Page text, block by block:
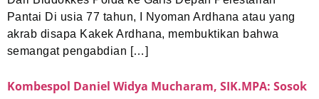
Pantai Di usia 77 tahun, I Nyoman Ardhana atau yang
akrab disapa Kakek Ardhana, membuktikan bahwa
semangat pengabdian […]
Kombespol Daniel Widya Mucharam, SIK.MPA: Sosok